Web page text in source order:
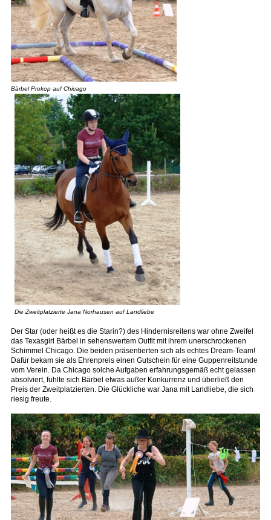
Bärbel Prokop auf Chicago
Die Zweitplatzierte Jana Norhausen auf Landliebe
Der Star (oder heißt es die Starin?) des Hindernisreitens war ohne Zweifel
das Texasgirl Bärbel in sehenswertem Outfit mit ihrem unerschrockenen
Schimmel Chicago. Die beiden präsentierten sich als echtes Dream-Team!
Dafür bekam sie als Ehrenpreis einen Gutschein für eine Guppenreitstunde
vom Verein. Da Chicago solche Aufgaben erfahrungsgemäß echt gelassen
absolviert, fühlte sich Bärbel etwas außer Konkurrenz und überließ den
Preis der Zweitplatzierten. Die Glückliche war Jana mit Landliebe, die sich
riesig freute.